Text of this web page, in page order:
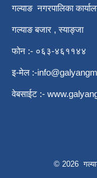
गल्याङ नगरपालिका
गल्याङ बजार , स्याङ्जा
फोन :- ०६३-४६११४४
इ-मेल :-
वेबसाईट :-
© 2026 गल्याङ